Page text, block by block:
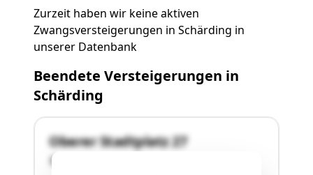
Zurzeit haben wir keine aktiven
Zwangsversteigerungen in Schärding in
unserer Datenbank
Beendete Versteigerungen in
Schärding
Oberer Stadtplatz 27